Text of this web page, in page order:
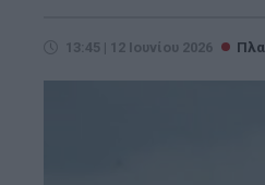
13:45 | 12 Ιουνίου 2026